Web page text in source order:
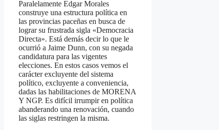
Paralelamente Edgar Morales
construye una estructura política en
las provincias paceñas en busca de
lograr su frustrada sigla «Democracia
Directa». Está demás decir lo que le
ocurrió a Jaime Dunn, con su negada
candidatura para las vigentes
elecciones. En estos casos vemos el
carácter excluyente del sistema
político, excluyente a conveniencia,
dadas las habilitaciones de MORENA
Y NGP. Es difícil irrumpir en política
abanderando una renovación, cuando
las siglas restringen la misma.